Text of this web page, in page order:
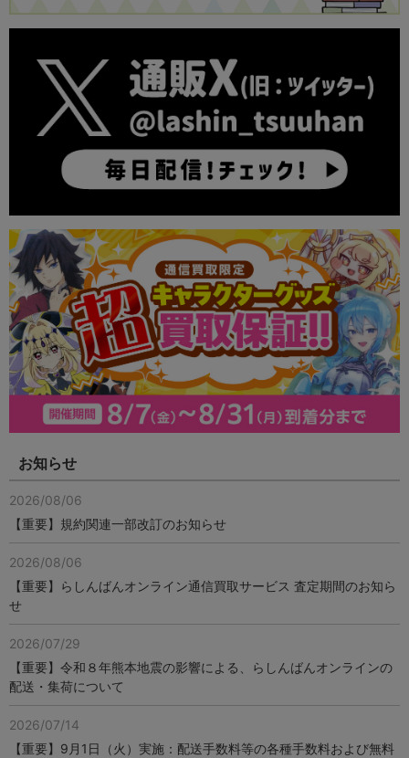
お知らせ
2026/08/06
【重要】規約関連一部改訂のお知らせ
2026/08/06
【重要】らしんばんオンライン通信買取サービス 査定期間のお知ら
せ
2026/07/29
【重要】令和８年熊本地震の影響による、らしんばんオンラインの
配送・集荷について
2026/07/14
【重要】9月1日（火）実施：配送手数料等の各種手数料および無料